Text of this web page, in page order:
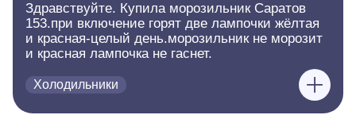
Здравствуйте. Купила морозильник Саратов
153.при включение горят две лампочки жёлтая
и красная-целый день.морозильник не морозит
и красная лампочка не гаснет.
Холодильники